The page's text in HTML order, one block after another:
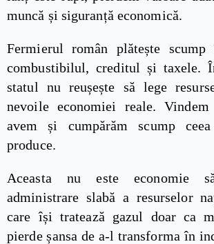
muncă și siguranță economică.
Fermierul român plătește scump
combustibilul, creditul și taxele.
statul nu reușește să lege
nevoile economiei reale.
avem și cumpărăm scump
produce.
Aceasta nu este economie
administrare slabă a resurselor
care își tratează gazul doar ca
pierde șansa de a-l transforma în